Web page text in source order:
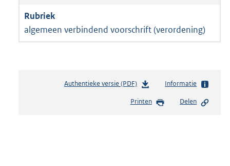
algemeen verbindend voorschrift (verordening)
Authentieke versie (PDF)b
s
Informatie
Printen Delen